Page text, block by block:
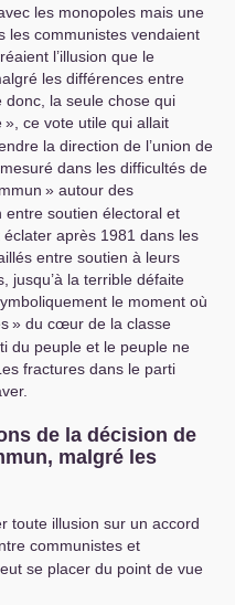
les monopoles mais une
les communistes vendaient
l’illusion que le
les différences entre
donc, la seule chose qui
», ce vote utile qui allait
la direction de l’union de
dans les difficultés de
» autour des
entre soutien électoral et
après 1981 dans les
entre soutien à leurs
jusqu’à la terrible défaite
le moment où
» du cœur de la classe
du peuple et le peuple ne
fractures dans le parti
de la décision de
malgré les
toute illusion sur un accord
communistes et
se placer du point de vue